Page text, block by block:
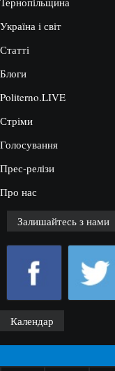
Україна і світ
Статті
Блоги
Politerno.LIVE
Стріми
Голосування
Прес-релізи
Про нас
Залишайтесь з нами
Календар